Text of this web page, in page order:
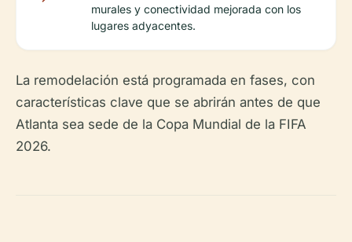
murales y conectividad mejorada con los
lugares adyacentes.
La remodelación está programada en fases, con
características clave que se abrirán antes de que
Atlanta sea sede de la Copa Mundial de la FIFA
2026.